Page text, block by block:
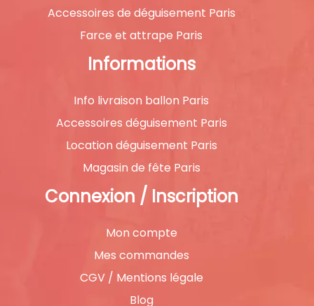
Accessoires de déguisement Paris
Farce et attrape Paris
Informations
Info livraison ballon Paris
Accessoires déguisement Paris
Location déguisement Paris
Magasin de fête Paris
Connexion / Inscription
Mon compte
Mes commandes
CGV / Mentions légale
Blog